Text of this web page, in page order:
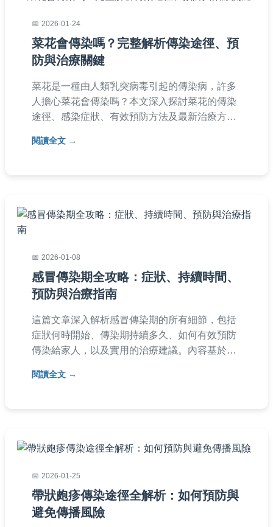
2026-01-24
菜花會傳染嗎？完整解析傳染途徑、預
防與治療關鍵
菜花是一種由人類乳突病毒引起的傳染病，許多
人擔心菜花會傳染嗎？本文深入探討菜花的傳染
途徑、感染症狀、有效預防方法及最新治療方
菜花的傳染性，從日常預防到就醫選擇，一次搞
閱讀全文
2026-01-08
感冒傳染期全攻略：症狀、持續時間、
預防與治療指南
這篇文章深入解析感冒傳染期的所有細節，包括
症狀何時開始、傳染期持續多久、如何有效預防
傳染給家人，以及實用的治療建議。內容基於醫
免擴散病毒。適合所有關心健康的人閱讀。
閱讀全文
2026-01-25
帶狀皰疹傳染途徑全解析：如何預防與
避免傳播風險